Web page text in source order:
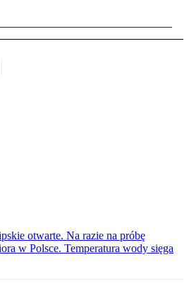
otwarte. Na razie na próbę
w Polsce. Temperatura wody sięga